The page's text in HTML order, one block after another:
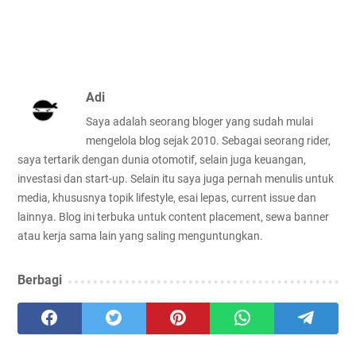
Adi
Saya adalah seorang bloger yang sudah mulai
mengelola blog sejak 2010. Sebagai seorang rider,
saya tertarik dengan dunia otomotif, selain juga keuangan,
investasi dan start-up. Selain itu saya juga pernah menulis untuk
media, khususnya topik lifestyle, esai lepas, current issue dan
lainnya. Blog ini terbuka untuk content placement, sewa banner
atau kerja sama lain yang saling menguntungkan.
Berbagi